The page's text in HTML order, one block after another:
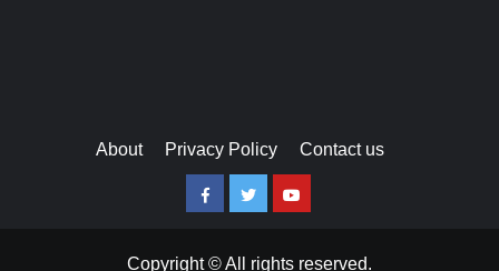
About Privacy Policy Contact us
FacebookTwitterYoutube
Copyright © All rights reserved.